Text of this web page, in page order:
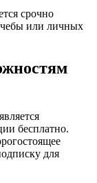
срочно
или личных
бесплатно.
для